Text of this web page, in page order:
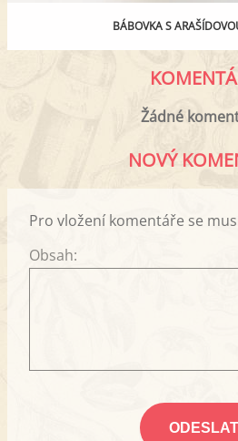
BÁBOVKA S
Žádné
NOVÝ
Pro vložení komentáře se
Obsah: